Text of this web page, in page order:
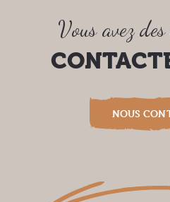
Vous avez
NOUS